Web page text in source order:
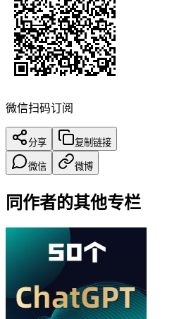
微信扫码订阅
分享 复制链接
微信 微博
同作者的其他专栏